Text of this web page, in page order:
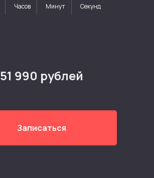
Часов Минут Секунд
51 990 рублей
Записаться